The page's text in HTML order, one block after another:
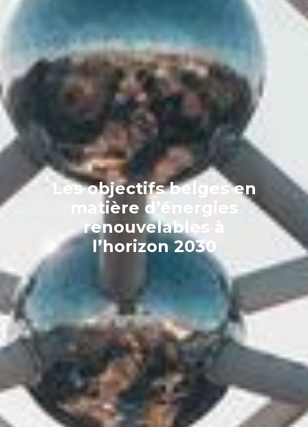
Les objectifs belges en
matière d’énergies
renouvelables à
l’horizon 2030